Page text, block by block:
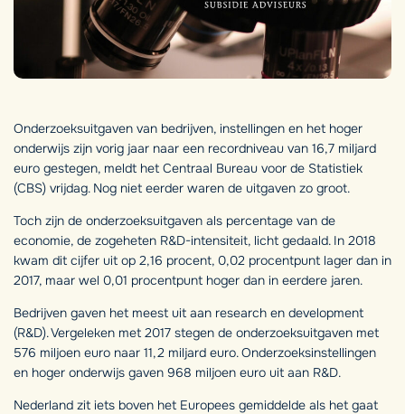
Onderzoeksuitgaven van bedrijven, instellingen en het hoger
onderwijs zijn vorig jaar naar een recordniveau van 16,7 miljard
euro gestegen, meldt het Centraal Bureau voor de Statistiek
(CBS) vrijdag. Nog niet eerder waren de uitgaven zo groot.
Toch zijn de onderzoeksuitgaven als percentage van de
economie, de zogeheten R&D-intensiteit, licht gedaald. In 2018
kwam dit cijfer uit op 2,16 procent, 0,02 procentpunt lager dan in
2017, maar wel 0,01 procentpunt hoger dan in eerdere jaren.
Bedrijven gaven het meest uit aan research en development
(R&D). Vergeleken met 2017 stegen de onderzoeksuitgaven met
576 miljoen euro naar 11,2 miljard euro. Onderzoeksinstellingen
en hoger onderwijs gaven 968 miljoen euro uit aan R&D.
Nederland zit iets boven het Europees gemiddelde als het gaat